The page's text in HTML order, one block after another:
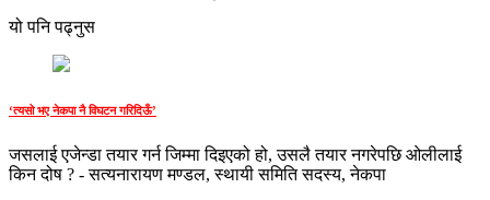
यो पनि पढ्नुस
‘त्यसो भए नेकपा नै विघटन गरिदिऊँ’
जसलाई एजेन्डा तयार गर्न जिम्मा दिइएको हो, उसलै तयार नगरेपछि ओलीलाई
किन दोष ? - सत्यनारायण मण्डल, स्थायी समिति सदस्य, नेकपा